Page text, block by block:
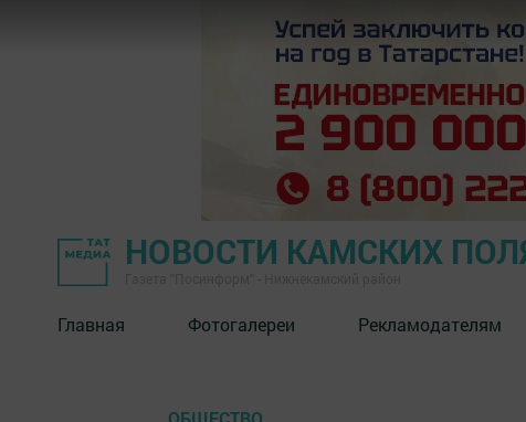
НОВОСТИ КАМСКИХ
Главная Фотогалереи Рекламодателям